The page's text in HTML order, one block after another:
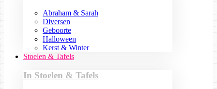
Abraham & Sarah
Diversen
Geboorte
Halloween
Kerst & Winter
Stoelen & Tafels
In Stoelen & Tafels